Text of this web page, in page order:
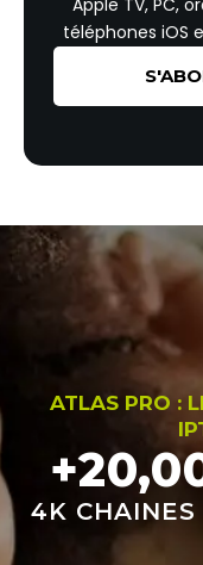
Apple TV, PC,
téléphones iOS
ATLAS PRO :
4K CHAINES